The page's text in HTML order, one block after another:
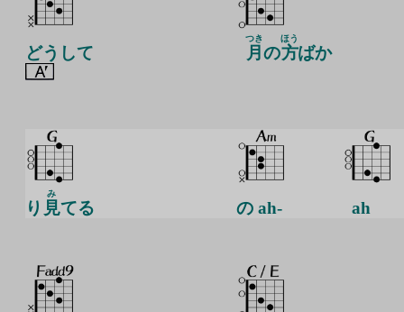
どうして 月
つき
の方
ほう
ばか
り 見
み
てる の ah- ah